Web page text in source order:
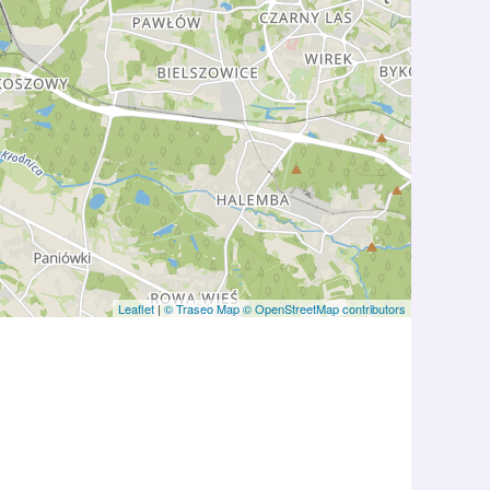
Leaflet| © Traseo Map© OpenStreetMap contributors